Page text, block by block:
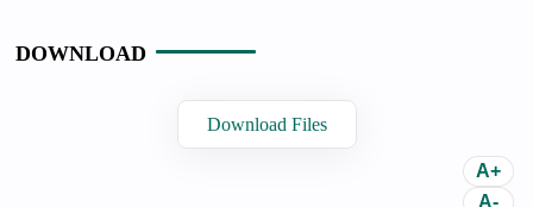
DOWNLOAD
Download Files